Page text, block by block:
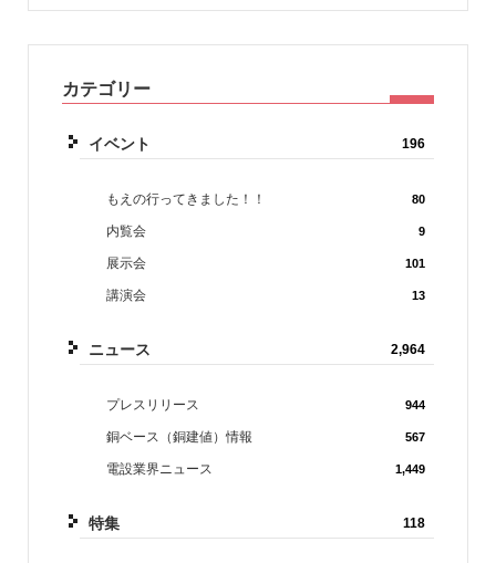
カテゴリー
イベント 196
もえの行ってきました！！ 80
内覧会 9
展示会 101
講演会 13
ニュース 2,964
プレスリリース 944
銅ベース（銅建値）情報 567
電設業界ニュース 1,449
特集 118